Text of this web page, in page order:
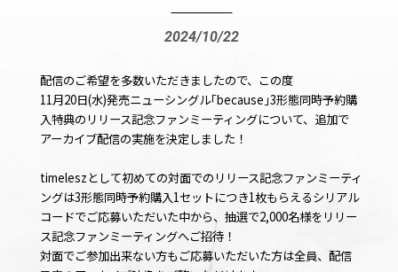
2024/10/22
配信のご希望を多数いただきましたので、この度
11月20日(水)発売ニューシングル｢because｣3形態同時予約購
入特典のリリース記念ファンミーティングについて、追加で
アーカイブ配信の実施を決定しました！
timeleszとして初めての対面でのリリース記念ファンミーティ
ングは3形態同時予約購入1セットにつき1枚もらえるシリアル
コードでご応募いただいた中から、抽選で2,000名様をリリー
ス記念ファンミーティングへご招待！
対面でご参加出来ない方もご応募いただいた方は全員、配信